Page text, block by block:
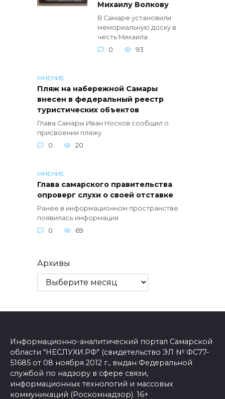
Михаилу Волкову
В Самаре установили
мемориальную доску в
честь Михаила
0
93
МНЕНИЕ
Пляж на набережной Самары
внесен в федеральный реестр
туристических объектов
Глава Самары Иван Носков сообщил о
присвоении пляжу
0
20
МНЕНИЕ
Глава самарского правительства
опроверг слухи о своей отставке
Ранее в информационном пространстве
появилась информация
0
69
Архивы
Информационно-аналитический портал Самарской
области "НЕСЛУХИ.РФ" (свидетельство ЭЛ № ФС77-
51685 от 08 ноября 2012 г., выдан Федеральной
службой по надзору в сфере связи,
информационных технологий и массовых
коммуникаций (Роскомнадзор). 16+